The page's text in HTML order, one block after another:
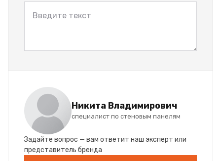
Никита Владимирович
специалист по стеновым панелям
Задайте вопрос — вам ответит наш эксперт или
представитель бренда